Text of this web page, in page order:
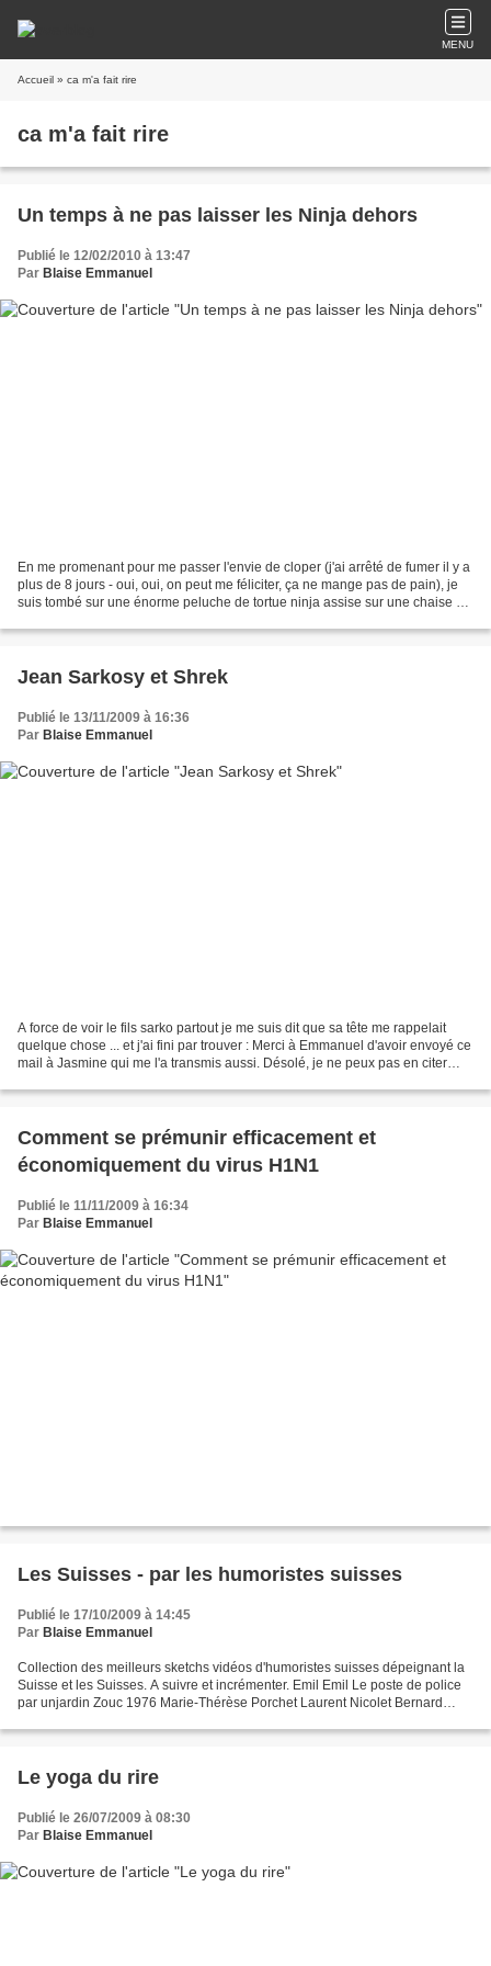
MENU
Accueil » ca m'a fait rire
ca m'a fait rire
Un temps à ne pas laisser les Ninja dehors
Publié le 12/02/2010 à 13:47
Par Blaise Emmanuel
En me promenant pour me passer l'envie de cloper (j'ai arrêté de fumer il y a
plus de 8 jours - oui, oui, on peut me féliciter, ça ne mange pas de pain), je
suis tombé sur une énorme peluche de tortue ninja assise sur une chaise au
Jean Sarkosy et Shrek
Publié le 13/11/2009 à 16:36
Par Blaise Emmanuel
A force de voir le fils sarko partout je me suis dit que sa tête me rappelait
quelque chose ... et j'ai fini par trouver : Merci à Emmanuel d'avoir envoyé ce
mail à Jasmine qui me l'a transmis aussi. Désolé, je ne peux pas en citer
Comment se prémunir efficacement et
économiquement du virus H1N1
Publié le 11/11/2009 à 16:34
Par Blaise Emmanuel
Les Suisses - par les humoristes suisses
Publié le 17/10/2009 à 14:45
Par Blaise Emmanuel
Collection des meilleurs sketchs vidéos d'humoristes suisses dépeignant la
Suisse et les Suisses. A suivre et incrémenter. Emil Emil Le poste de police
par unjardin Zouc 1976 Marie-Thérèse Porchet Laurent Nicolet Bernard
Le yoga du rire
Publié le 26/07/2009 à 08:30
Par Blaise Emmanuel